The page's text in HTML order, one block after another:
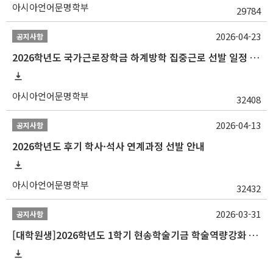
아시아언어문명학부 29784
공지사항
2026학년도 국가근로장학금 하계방학 집중근로 선발 일정 안내
아시아언어문명학부 32408
2026-04-23
공지사항
2026학년도 후기 학사·석사 연계과정 선발 안내
아시아언어문명학부 32432
2026-04-13
공지사항
[대학원생]2026학년도 1학기 현송학술기금 학술역량강화 사업 안내
2026-03-31